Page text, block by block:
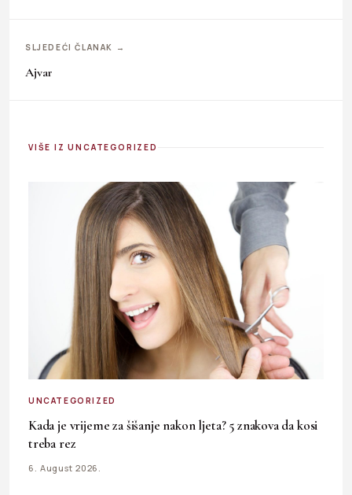
SLJEDEĆI ČLANAK →
Ajvar
VIŠE IZ UNCATEGORIZED
UNCATEGORIZED
Kada je vrijeme za šišanje nakon ljeta? 5 znakova da kosi
treba rez
6. August 2026.